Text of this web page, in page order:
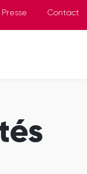
Presse Contact